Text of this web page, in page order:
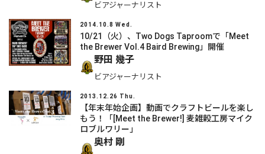
ビアジャーナリスト
2014.10.8 Wed.
10/21（火）、Two Dogs Taproomで「Meet
the Brewer Vol.4 Baird Brewing」開催
野田 幾子
ビアジャーナリスト
2013.12.26 Thu.
【年末年始企画】動画でクラフトビールを楽し
もう！「[Meet the Brewer!] 麦雑穀工房マイク
ロブルワリー」
奥村 剛